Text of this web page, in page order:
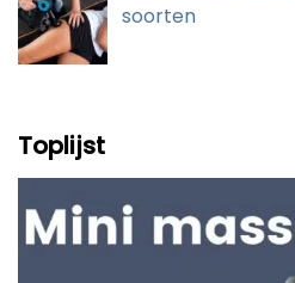
soorten
Toplijst